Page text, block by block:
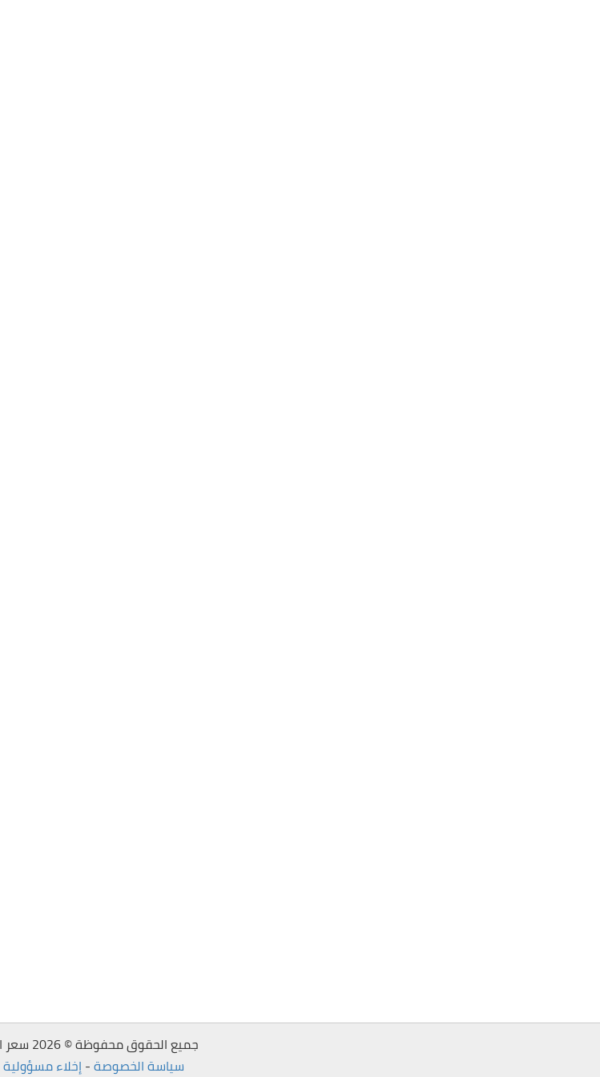
جميع الحقوق محفوظة © 2026 سعر الذهب اليومي
سياسة الخصوصة-إخلاء مسؤولية